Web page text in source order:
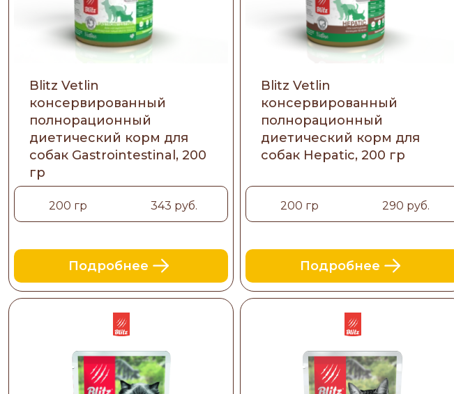
Blitz Vetlin
консервированный
полнорационный
диетический корм для
собак Gastrointestinal, 200
гр
200 гр 343 руб.
Подробнее
Blitz Vetlin
консервированный
полнорационный
диетический корм для
собак Hepatic, 200 гр
200 гр 290 руб.
Подробнее